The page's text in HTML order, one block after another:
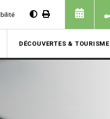
DÉCOUVERTES & TOURISME